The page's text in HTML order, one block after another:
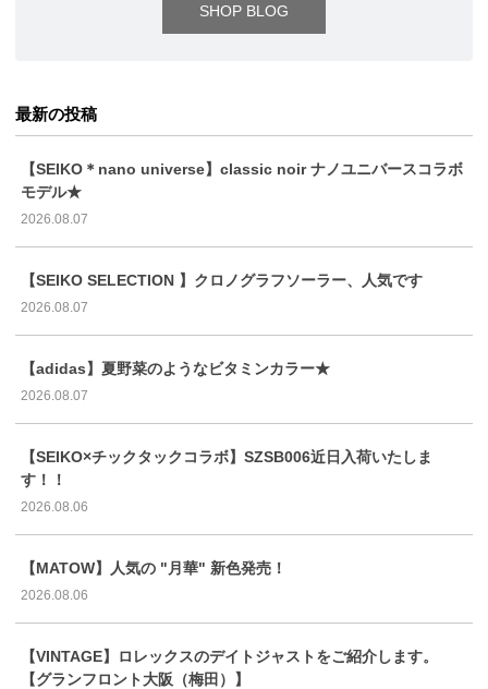
SHOP BLOG
最新の投稿
【SEIKO＊nano universe】classic noir ナノユニバースコラボ
モデル★
2026.08.07
【SEIKO SELECTION 】クロノグラフソーラー、人気です
2026.08.07
【adidas】夏野菜のようなビタミンカラー★
2026.08.07
【SEIKO×チックタックコラボ】SZSB006近日入荷いたしま
す！！
2026.08.06
【MATOW】人気の "月華" 新色発売！
2026.08.06
【VINTAGE】ロレックスのデイトジャストをご紹介します。
【グランフロント大阪（梅田）】